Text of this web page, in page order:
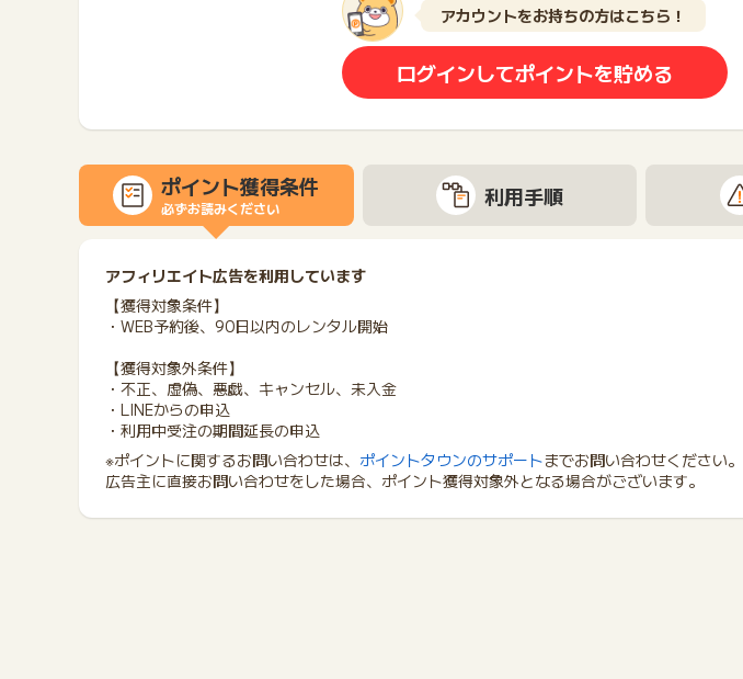
アカウントをお持ちの方はこちら！
ログインしてポイントを貯める
ポイント獲得条件
必ずお読みください 利用手順
アフィリエイト広告を利用しています
【獲得対象条件】
・WEB予約後、90日以内のレンタル開始
【獲得対象外条件】
・不正、虚偽、悪戯、キャンセル、未入金
・LINEからの申込
・利用中受注の期間延長の申込
※ポイントに関するお問い合わせは、 ポイントタウンのサポートまでお問い合わせください
広告主に直接お問い合わせをした場合、ポイント獲得対象外となる場合がございます。